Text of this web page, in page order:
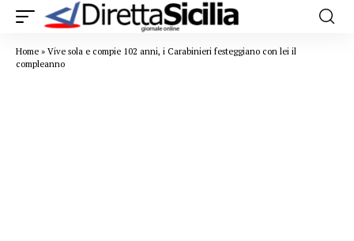
Home » Vive sola e compie 102 anni, i Carabinieri festeggiano con lei il
compleanno